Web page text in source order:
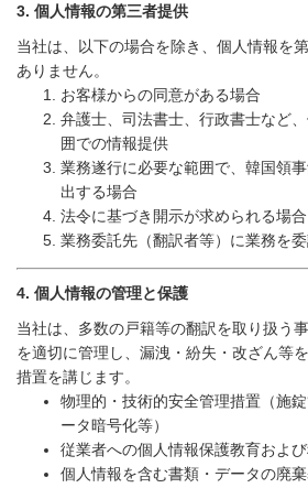
3. 個人情報の第三者提供
当社は、以下の場合を除き、個人情報を
ありません。
お客様からの同意がある場合
弁護士、司法書士、行政書士など
囲での情報提供
業務遂行に必要な範囲で、韓国領
出する場合
法令に基づき開示が求められる場合
業務委託先（翻訳者等）に業務を
4. 個人情報の管理と保護
当社は、多数の戸籍等の翻訳を取り扱う
を適切に管理し、漏洩・紛失・改ざん等
措置を講じます。
物理的・技術的安全管理措置（施
ータ暗号化等）
従業者への個人情報保護教育およ
個人情報を含む書類・データの廃